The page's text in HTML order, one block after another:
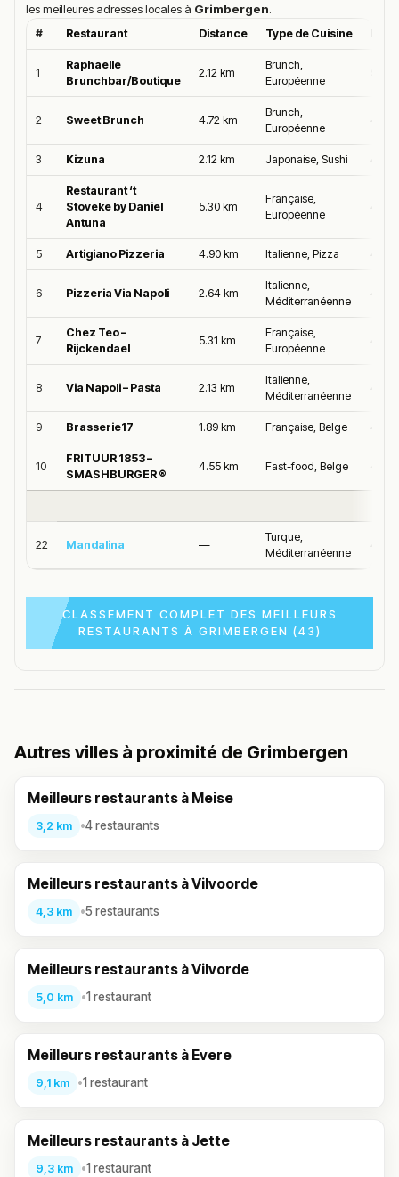
les meilleures adresses locales à Grimbergen.
# Restaurant Distance Type de Cuisine
1
Raphaelle
Brunchbar/Boutique
2.12 km
Brunch,
Européenne
2 Sweet Brunch 4.72 km
Brunch,
Européenne
3 Kizuna 2.12 km Japonaise, Sushi
4
Restaurant ‘t
Stoveke by Daniel
Antuna
5.30 km
Française,
Européenne
5 Artigiano Pizzeria 4.90 km Italienne, Pizza
6 Pizzeria Via Napoli 2.64 km
Italienne,
Méditerranéenne
7
Chez Teo –
Rijckendael
5.31 km
Française,
Européenne
8 Via Napoli – Pasta 2.13 km
Italienne,
Méditerranéenne
9 Brasserie17 1.89 km Française, Belge
10
FRITUUR 1853 –
SMASHBURGER ®
4.55 km Fast-food, Belge
22 Mandalina —
Turque,
Méditerranéenne
CLASSEMENT COMPLET DES MEILLEURS
RESTAURANTS À GRIMBERGEN (43)
Autres villes à proximité de Grimbergen
Meilleurs restaurants à Meise
3,2 km •4 restaurants
Meilleurs restaurants à Vilvoorde
4,3 km •5 restaurants
Meilleurs restaurants à Vilvorde
5,0 km •1 restaurant
Meilleurs restaurants à Evere
9,1 km •1 restaurant
Meilleurs restaurants à Jette
9,3 km •1 restaurant